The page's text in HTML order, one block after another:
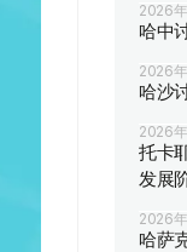
2026
哈中
2026
哈沙
2026
托卡
发展
2026
哈萨